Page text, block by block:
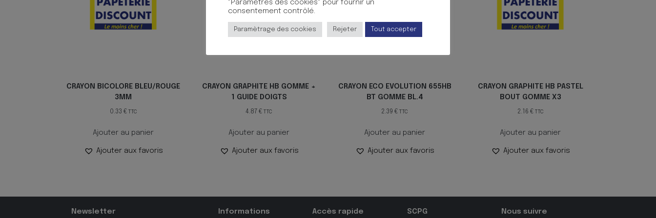
CRAYON BICOLORE BLEU/ROUGE
3MM
0.33 € TTC
Ajouter au panier
Ajouter aux favoris
CRAYON GRAPHITE HB GOMME +
1 GUIDE DOIGTS
4.87€ TTC
Ajouter au panier
Ajouter aux favoris
CRAYON ECO EVOLUTION 655HB
BT GOMME BL.4
2.39€ TTC
Ajouter au panier
Ajouter aux favoris
CRAYON GRAPHITE HB PASTEL
BOUT GOMME X3
2.16 € TTC
Ajouter au panier
Ajouter aux favoris
Newsletter Informations Accès rapide SCPG Nous suivre
"Paramètres des cookies" pour fournir un
consentement contrôlé.
Paramètrage des cookies Rejeter Tout accepter